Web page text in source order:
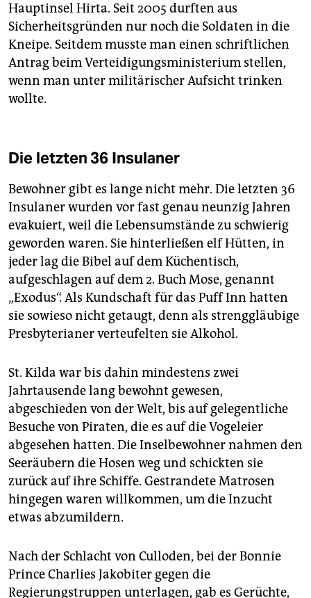
Hauptinsel Hirta. Seit 2005 durften aus
Sicherheitsgründen nur noch die Soldaten in die
Kneipe. Seitdem musste man einen schriftlichen
Antrag beim Verteidigungsministerium stellen,
wenn man unter militärischer Aufsicht trinken
wollte.
Die letzten 36 Insulaner
Bewohner gibt es lange nicht mehr. Die letzten 36
Insulaner wurden vor fast genau neunzig Jahren
evakuiert, weil die Lebensumstände zu schwierig
geworden waren. Sie hinterließen elf Hütten, in
jeder lag die Bibel auf dem Küchentisch,
aufgeschlagen auf dem 2. Buch Mose, genannt
„Exodus“. Als Kundschaft für das Puff Inn hatten
sie sowieso nicht getaugt, denn als strenggläubige
Presbyterianer verteufelten sie Alkohol.
St. Kilda war bis dahin mindestens zwei
Jahrtausende lang bewohnt gewesen,
abgeschieden von der Welt, bis auf gelegentliche
Besuche von Piraten, die es auf die Vogeleier
abgesehen hatten. Die Inselbewohner nahmen den
Seeräubern die Hosen weg und schickten sie
zurück auf ihre Schiffe. Gestrandete Matrosen
hingegen waren willkommen, um die Inzucht
etwas abzumildern.
Nach der Schlacht von Culloden, bei der Bonnie
Prince Charlies Jakobiter gegen die
Regierungstruppen unterlagen, gab es Gerüchte,